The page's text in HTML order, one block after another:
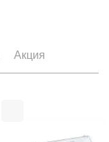
Акция